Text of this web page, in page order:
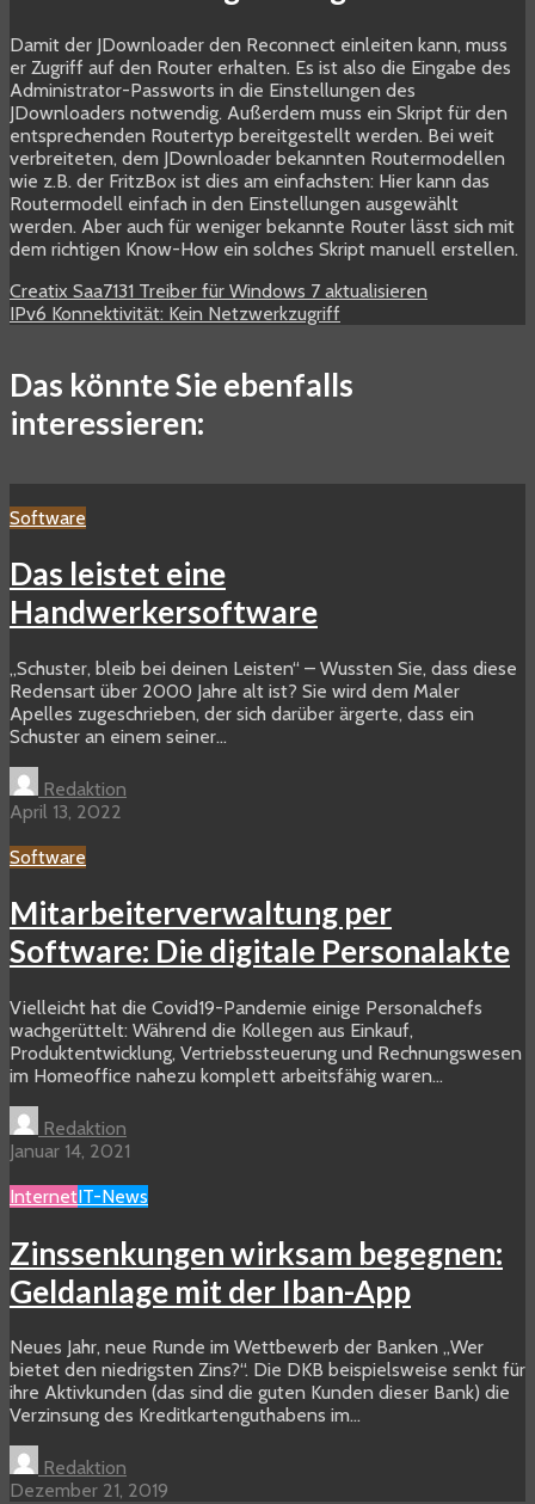
Damit der JDownloader den Reconnect einleiten kann, muss
er Zugriff auf den Router erhalten. Es ist also die Eingabe des
Administrator-Passworts in die Einstellungen des
JDownloaders notwendig. Außerdem muss ein Skript für den
entsprechenden Routertyp bereitgestellt werden. Bei weit
verbreiteten, dem JDownloader bekannten Routermodellen
wie z.B. der FritzBox ist dies am einfachsten: Hier kann das
Routermodell einfach in den Einstellungen ausgewählt
werden. Aber auch für weniger bekannte Router lässt sich mit
dem richtigen Know-How ein solches Skript manuell erstellen.
Creatix Saa7131 Treiber für Windows 7 aktualisieren
IPv6 Konnektivität: Kein Netzwerkzugriff
Das könnte Sie ebenfalls
interessieren:
Software
Das leistet eine
Handwerkersoftware
„Schuster, bleib bei deinen Leisten“ – Wussten Sie, dass diese
Redensart über 2000 Jahre alt ist? Sie wird dem Maler
Apelles zugeschrieben, der sich darüber ärgerte, dass ein
Schuster an einem seiner...
Redaktion
April 13, 2022
Software
Mitarbeiterverwaltung per
Software: Die digitale Personalakte
Vielleicht hat die Covid19-Pandemie einige Personalchefs
wachgerüttelt: Während die Kollegen aus Einkauf,
Produktentwicklung, Vertriebssteuerung und Rechnungswesen
im Homeoffice nahezu komplett arbeitsfähig waren...
Redaktion
Januar 14, 2021
InternetIT-News
Zinssenkungen wirksam begegnen:
Geldanlage mit der Iban-App
Neues Jahr, neue Runde im Wettbewerb der Banken „Wer
bietet den niedrigsten Zins?“. Die DKB beispielsweise senkt für
ihre Aktivkunden (das sind die guten Kunden dieser Bank) die
Verzinsung des Kreditkartenguthabens im...
Redaktion
Dezember 21, 2019